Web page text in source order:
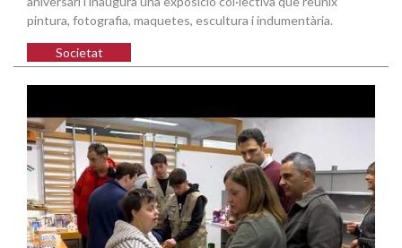
pintura, fotografia, maquetes, escultura i indumentària.
Societat